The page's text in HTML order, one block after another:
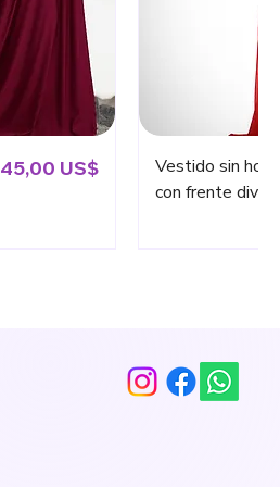
Precio
45,00 US$
Vestido sin
con frente